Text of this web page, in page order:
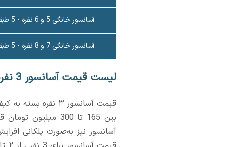
آسانسور خانگی 5 و 6 نفره - 5 طبقه
آسانسور خانگی 7 و 8 نفره - 5 طبقه
لیست قیمت آسانسور 3 نفره
قیمت آسانسور ۳
بین 165 تا 300
آسانسور نیز به‌صورت پلکانی